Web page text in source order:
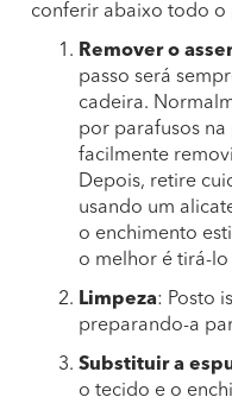
conferir abaixo todo o
Remover o
passo será
cadeira.
por parafusos
facilmente
Depois, retire
usando um
o enchimento
o melhor é tirá-lo
Limpeza: Posto
preparando-a
Substituir a
o tecido e o